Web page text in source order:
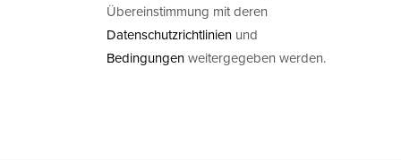
Übereinstimmung mit deren
Datenschutzrichtlinien und
Bedingungenweitergegeben werden.